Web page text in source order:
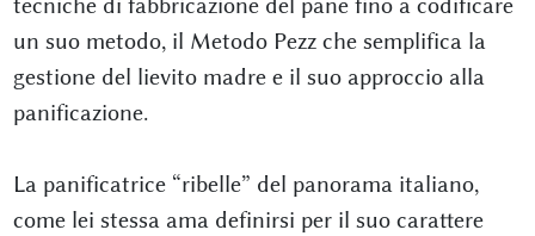
tecniche di fabbricazione del pane fino a codificare
un suo metodo, il Metodo Pezz che semplifica la
gestione del lievito madre e il suo approccio alla
panificazione.
La panificatrice “ribelle” del panorama italiano,
come lei stessa ama definirsi per il suo carattere